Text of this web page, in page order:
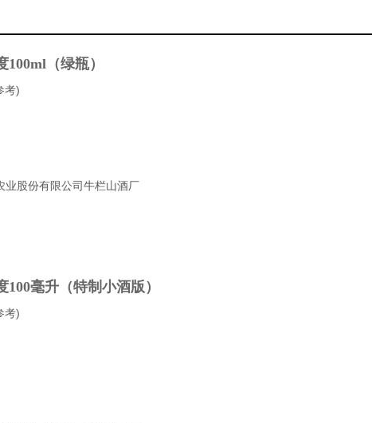
（绿瓶）
考)
业股份有限公司牛栏山酒厂
100毫升（特制小酒版）
考)